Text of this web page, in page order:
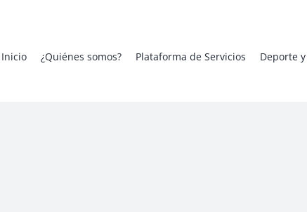
Inicio ¿Quiénes somos? Plataforma de Servicios Deporte